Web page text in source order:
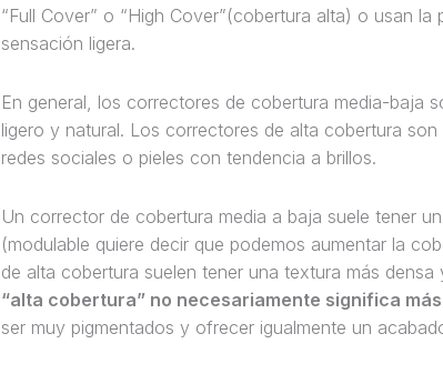
“Full Cover” o “High Cover”(cobertura alta) o usan
sensación ligera.
En general, los correctores de cobertura media-baja
ligero y natural. Los correctores de alta cobertura
redes sociales o pieles con tendencia a brillos.
Un corrector de cobertura media a baja suele tener
(modulable quiere decir que podemos aumentar la
de alta cobertura suelen tener una textura más
“alta cobertura” no necesariamente significa
ser muy pigmentados y ofrecer igualmente un